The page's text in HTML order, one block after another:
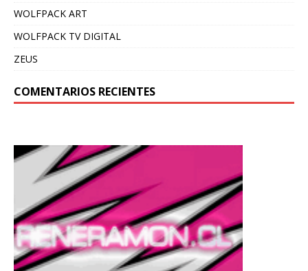
WOLFPACK ART
WOLFPACK TV DIGITAL
ZEUS
COMENTARIOS RECIENTES